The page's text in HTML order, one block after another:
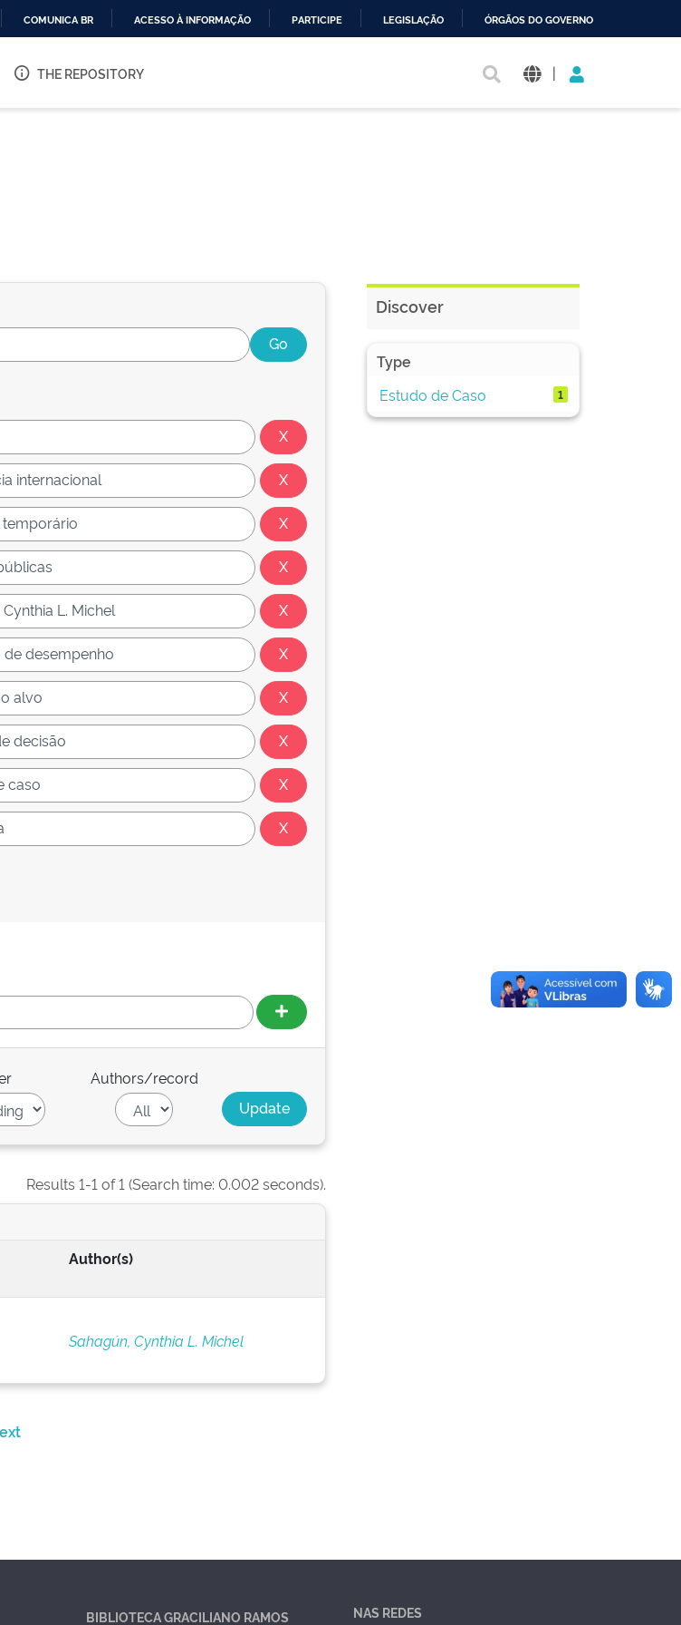
O
COMUNICA BR ACESSO À INFORMAÇÃO PARTICIPE LEGISLAÇÃO ÓRGÃOS DO GOVERNO
THE REPOSITORY |
Authors/record
Results 1-1 of 1 (Search time: 0.002 seconds).
Author(s)
Sahagún, Cynthia L. Michel
Discover
Type
Estudo de Caso
1
BIBLIOTECA GRACILIANO RAMOS NAS REDES